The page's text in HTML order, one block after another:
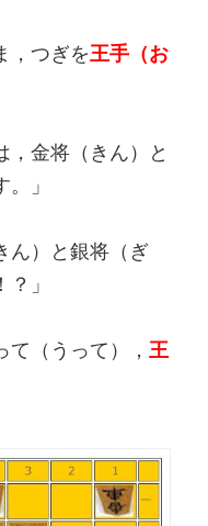
つぎを王手（お
金将（きん）と
」
）と銀将（ぎ
」
（うって）， 王